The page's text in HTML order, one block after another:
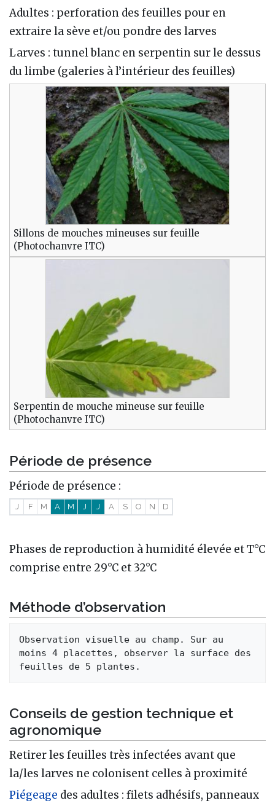
Adultes : perforation des feuilles pour en
extraire la sève et/ou pondre des larves
Larves : tunnel blanc en serpentin sur le dessus
du limbe (galeries à l’intérieur des feuilles)
Sillons de mouches mineuses sur feuille
(Photochanvre ITC)
Serpentin de mouche mineuse sur feuille
(Photochanvre ITC)
Période de présence
Période de présence :
J F M A M J J A S O N D
Phases de reproduction à humidité élevée et T°C
comprise entre 29°C et 32°C
Méthode d’observation
Observation visuelle au champ. Sur au
moins 4 placettes, observer la surface des
Conseils de gestion technique et
agronomique
Retirer les feuilles très infectées avant que
la/les larves ne colonisent celles à proximité
Piégeage des adultes : filets adhésifs, panneaux